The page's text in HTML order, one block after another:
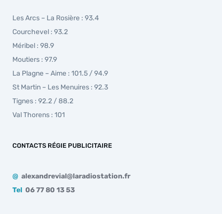
Les Arcs – La Rosière : 93.4
Courchevel : 93.2
Méribel : 98.9
Moutiers : 97.9
La Plagne – Aime : 101.5 / 94.9
St Martin – Les Menuires : 92.3
Tignes : 92.2 / 88.2
Val Thorens : 101
CONTACTS RÉGIE PUBLICITAIRE
@ alexandrevial@laradiostation.fr
Tel 06 77 80 13 53